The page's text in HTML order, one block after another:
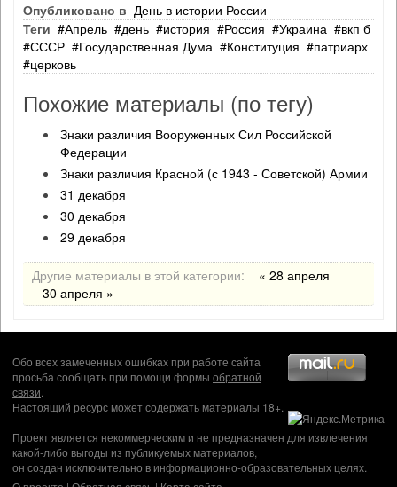
Опубликовано в День в истории России
Теги
Апрель день история Россия Украина
вкп б
СССР
Государственная Дума Конституция
патриарх
церковь
Похожие материалы (по тегу)
Знаки различия Вооруженных Сил Российской
Федерации
Знаки различия Красной (с 1943 - Советской) Армии
31 декабря
30 декабря
29 декабря
Другие материалы в этой категории:
« 28 апреля
30 апреля »
Обо всех замеченных ошибках при работе сайта
просьба сообщать при помощи формы обратной
связи.
Настоящий ресурс может содержать материалы 18+.
Проект является некоммерческим и не предназначен для извлечения
какой-либо выгоды из публикуемых материалов,
он создан исключительно в информационно-образовательных целях.